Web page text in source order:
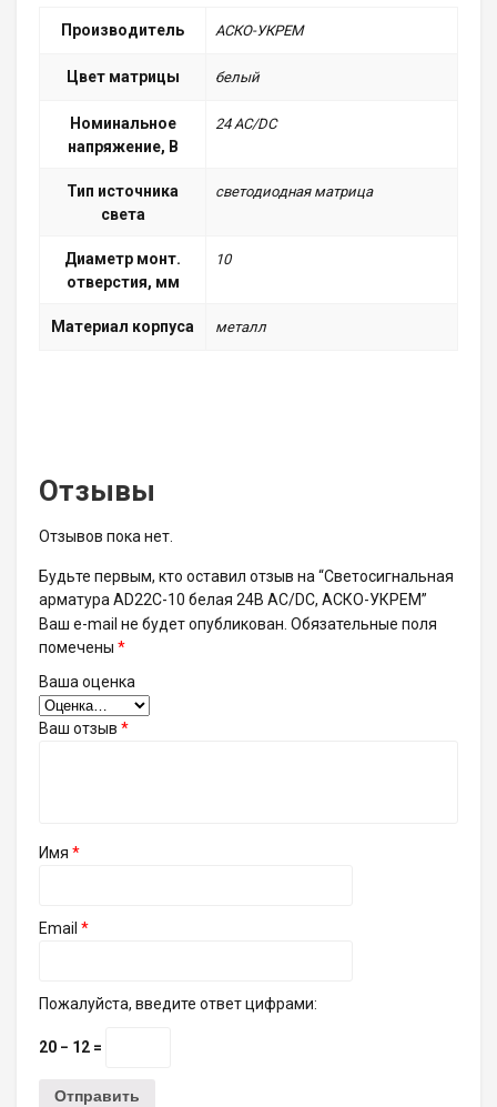
Производитель АСКО-УКРЕМ
Цвет матрицы белый
Номинальное
напряжение, В
24 AC/DC
Тип источника
света
светодиодная матрица
Диаметр монт.
отверстия, мм
10
Материал корпуса металл
Отзывы
Отзывов пока нет.
Будьте первым, кто оставил отзыв на “Светосигнальная
арматура AD22C-10 белая 24В AC/DC, АСКО-УКРЕМ”
Ваш e-mail не будет опубликован. Обязательные поля
помечены *
Ваша оценка
Ваш отзыв *
Имя *
Email *
Пожалуйста, введите ответ цифрами:
20 − 12 =